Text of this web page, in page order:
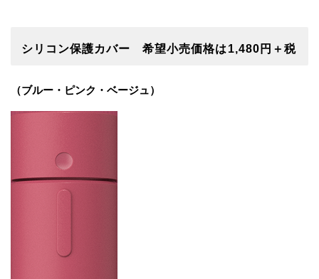
シリコン保護カバー 希望小売価格は1,480円＋税
（ブルー・ピンク・ベージュ）